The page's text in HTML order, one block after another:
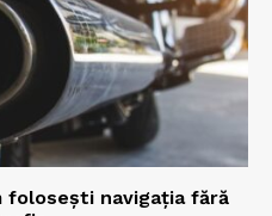
folosești navigația fără